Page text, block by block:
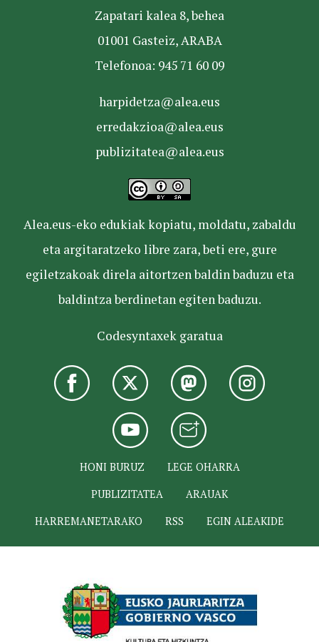
Zapatari kalea 8, behea
01001 Gasteiz, ARABA
Telefonoa: 945 71 60 09
harpidetza@alea.eus
erredakzioa@alea.eus
publizitatea@alea.eus
Alea.eus-eko edukiak kopiatu, moldatu, zabaldu
eta argitaratzeko libre zara, beti ere, gure
egiletzakoak direla aitortzen baldin baduzu eta
baldintza berdinetan egiten baduzu.
Codesyntaxek garatua
HONI BURUZ
LEGE OHARRA
PUBLIZITATEA
ARAUAK
HARREMANETARAKO
RSS EGIN ALEAKIDE